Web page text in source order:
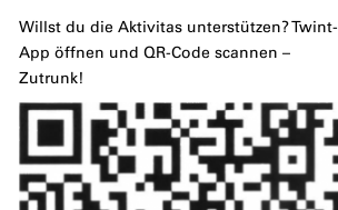
Willst du die Aktivitas unterstützen? Twint-
App öffnen und QR-Code scannen –
Zutrunk!